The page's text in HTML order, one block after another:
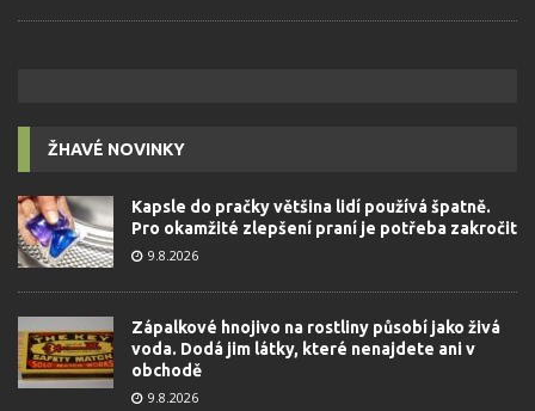
ŽHAVÉ NOVINKY
Kapsle do pračky většina lidí používá špatně.
Pro okamžité zlepšení praní je potřeba zakročit
9.8.2026
Zápalkové hnojivo na rostliny působí jako živá
voda. Dodá jim látky, které nenajdete ani v
obchodě
9.8.2026